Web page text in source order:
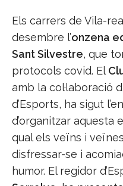
Els carrers de Vila-
desembre l’onzena
Sant Silvestre, que
protocols covid. El
amb la col·laboració
d’Esports, ha sigut
d’organitzar aquesta
qual els veïns i
disfressar-se i
humor. El regidor